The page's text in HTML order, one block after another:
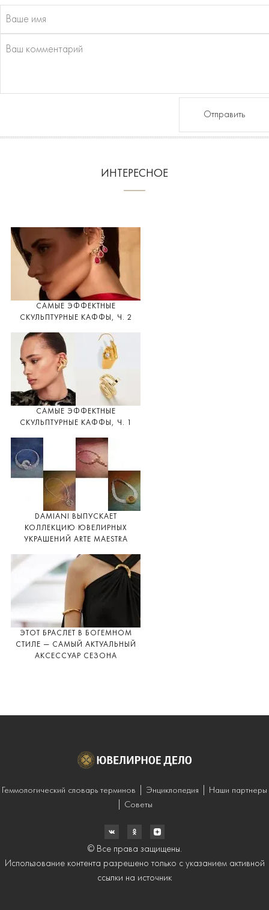
Отправить
ИНТЕРЕСНОЕ
САМЫЕ ЭФФЕКТНЫЕ
СКУЛЬПТУРНЫЕ КАФФЫ, Ч. 2
САМЫЕ ЭФФЕКТНЫЕ
СКУЛЬПТУРНЫЕ КАФФЫ, Ч. 1
DAMIANI ВЫПУСКАЕТ
КОЛЛЕКЦИЮ ЮВЕЛИРНЫХ
УКРАШЕНИЙ ARTE MAESTRA
ЭТОТ БРАСЛЕТ В БОГЕМНОМ
СТИЛЕ — САМЫЙ АКТУАЛЬНЫЙ
АКСЕССУАР СЕЗОНА
Геммологический словарь терминов Энциклопедия
Наши партнеры
Советы
© Все права защищены.
Использование контента разрешено только с указанием активной
ссылки на источник